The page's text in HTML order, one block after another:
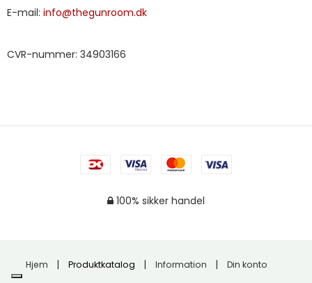
E-mail: info@thegunroom.dk
CVR-nummer: 34903166
100% sikker handel
Hjem Produktkatalog Information Din konto